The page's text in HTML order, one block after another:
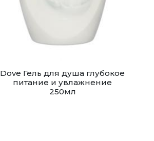
Dove Гель для душа глубокое
питание и увлажнение
250мл